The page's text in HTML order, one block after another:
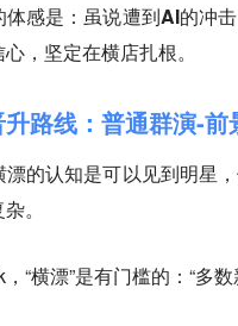
体感是：虽说遭到AI的冲
，坚定在横店扎根。
路线：普通群演-前
漂的认知是可以见到明星
。
“横漂”是有门槛的：“多